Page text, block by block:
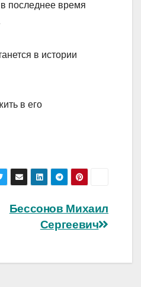
последнее время
в истории
в его
Бессонов Михаил
Сергеевич